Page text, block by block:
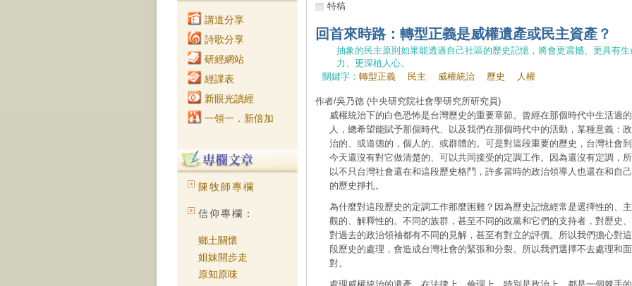
講道分享
詩歌分享
研經網站
經課表
新眼光讀經
一領一．新倍加
陳牧師專欄
信仰專欄：
鄉土關懷
姐妹開步走
原知原味
特稿
回首來時路：轉型正義是威權遺產或民主資產？
抽象的民主原則如果能透過自己社區的歷史記憶，將會更震撼、更具有生
力、更深植人心。
關鍵字： 轉型正義 民主 威權統治 歷史 人權
作者/吳乃德 (中央研究院社會學研究所研究員)
威權統治下的白色恐怖是台灣歷史的重要章節。曾經在那個時代中生活過的
人，總希望能賦予那個時代、以及我們在那個時代中的活動，某種意義：政
治的、或道德的，個人的、或群體的。可是對這段重要的歷史，台灣社會到
今天還沒有對它做清楚的、可以共同接受的定調工作。因為還沒有定調，所
以不只台灣社會還在和這段歷史格鬥，許多當時的政治領導人也還在和自己
的歷史掙扎。
為什麼對這段歷史的定調工作那麼困難？因為歷史記憶經常是選擇性的、主
觀的、解釋性的。不同的族群，甚至不同的政黨和它們的支持者，對歷史、
對過去的政治領袖都有不同的見解，甚至有對立的評價。所以我們擔心對這
段歷史的處理，會造成台灣社會的緊張和分裂。所以我們選擇不去處理和面
對。